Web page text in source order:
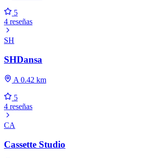
5
4 reseñas
SH
SHDansa
A 0.42 km
5
4 reseñas
CA
Cassette Studio